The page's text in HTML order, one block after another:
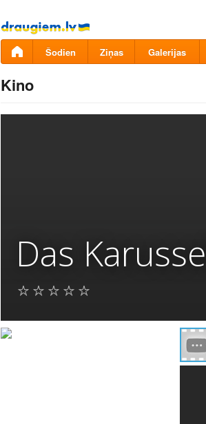
Pāriet
uz
saturu
Šodien Ziņas Galerijas
Kino
Das